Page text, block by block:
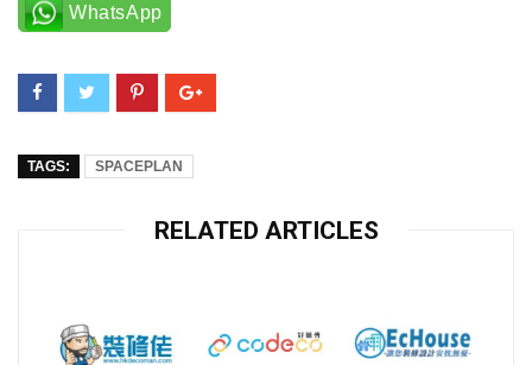
WhatsApp
TAGS: SPACEPLAN
RELATED ARTICLES